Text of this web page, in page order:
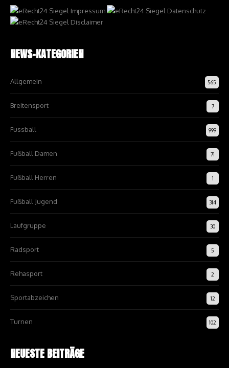
NEWS-KATEGORIEN
Allgemein 565
Breitensport 7
Fussball 999
Fußball Damen 71
Fußball Herren 1
Fußball Jugend 314
Laufgruppe 30
Radsport 5
Rehasport 2
Sportabzeichen 12
Turnen 102
NEUESTE BEITRÄGE